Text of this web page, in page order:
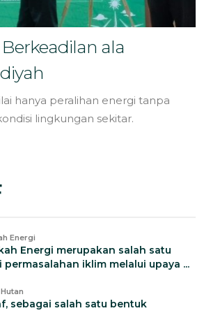
ala
hanya peralihan energi tanpa
lingkungan sekitar.
Energi
Energi merupakan salah satu
permasalahan iklim melalui upaya ...
sebagai salah satu bentuk